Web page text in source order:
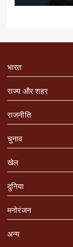
भारत
राज्य और शहर
राजनीति
चुनाव
खेल
दुनिया
मनोरंजन
अन्य